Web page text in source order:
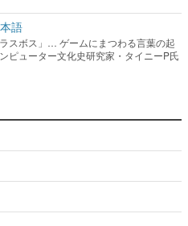
語
スボス」… ゲームにまつわる言葉の起
ピューター文化史研究家・タイニーP氏